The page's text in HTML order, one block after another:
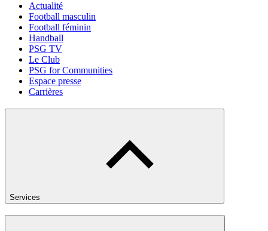
Actualité
Football masculin
Football féminin
Handball
PSG TV
Le Club
PSG for Communities
Espace presse
Carrières
Services